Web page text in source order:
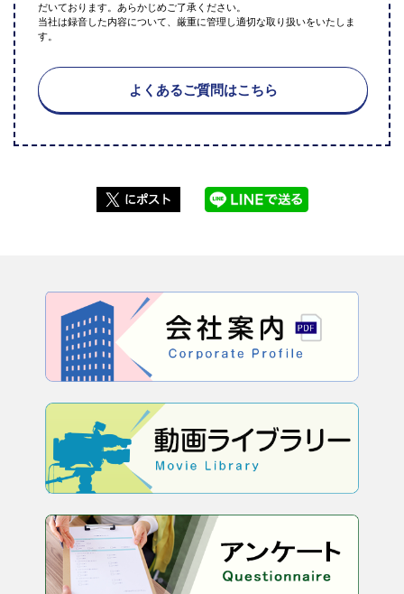
だいております。あらかじめご了承ください。
当社は録音した内容について、厳重に管理し適切な取り扱いをいたしま
す。
よくあるご質問はこちら